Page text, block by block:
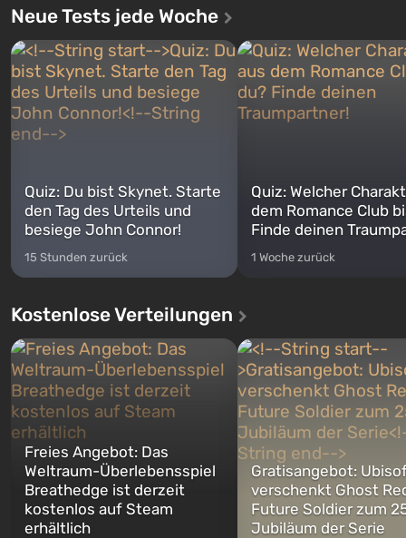
Neue Tests jede Woche
Quiz: Du bist Skynet. Starte
den Tag des Urteils und
besiege John Connor!
15 Stunden zurück
Quiz: Welcher
dem Romance Club
Finde deinen
1 Woche zurück
Kostenlose Verteilungen
Freies Angebot: Das
Weltraum-Überlebensspiel
Breathedge ist derzeit
kostenlos auf Steam
erhältlich
Gratisangebot:
verschenkt Ghost
Future Soldier zum
Jubiläum der Serie